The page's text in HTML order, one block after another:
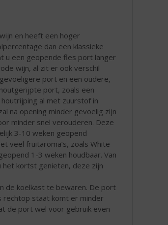
en heeft een hoger
dan een klassieke
u een geopende fles port langer
wijn, al zit er ook verschil
port en een oudere,
port, zoals een
houtrijping al met zuurstof in
na opening minder gevoelig zijn
minder snel verouderen. Deze
3-10 weken geopend
veel fruitaroma’s, zoals White
1-3 weken houdbaar. Van
het kortst genieten, deze zijn
de koelkast te bewaren. De port
rechtop staat komt er minder
de port wel voor gebruik even